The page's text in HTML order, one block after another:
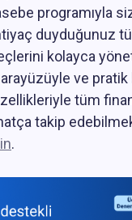
programıyla
duyduğunuz
kolayca
ve pratik
tüm
takip
.